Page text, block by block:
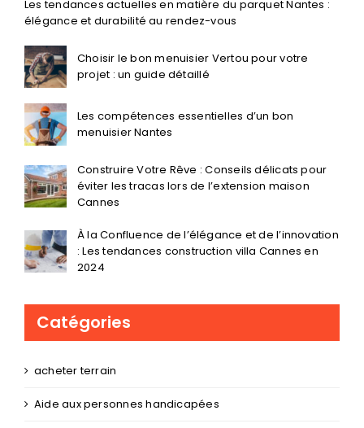
Les tendances actuelles en matière du parquet Nantes :
élégance et durabilité au rendez-vous
Choisir le bon menuisier Vertou pour votre
projet : un guide détaillé
Les compétences essentielles d’un bon
menuisier Nantes
Construire Votre Rêve : Conseils délicats pour
éviter les tracas lors de l’extension maison
Cannes
À la Confluence de l’élégance et de l’innovation
: Les tendances construction villa Cannes en
2024
Catégories
acheter terrain
Aide aux personnes handicapées